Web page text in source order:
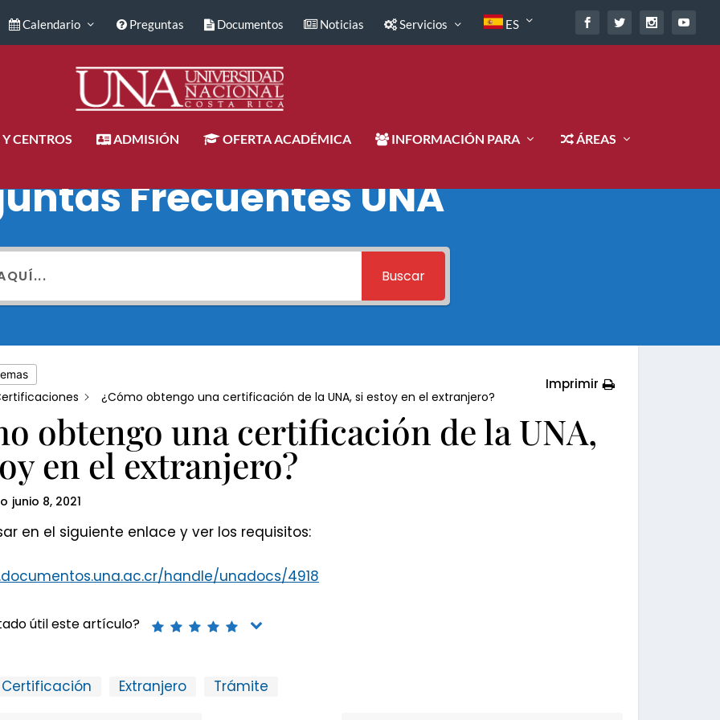
Calendario Preguntas Documentos Noticias Servicios ES
CENTROS ADMISIÓN OFERTA ACADÉMICA INFORMACIÓN PARA ÁREAS
Frecuentes UNA
Buscar
¿Cómo obtengo una certificación de la UNA, si estoy en el extranjero?
Imprimir
obtengo una certificación de la UNA,
en el extranjero?
junio 8, 2021
en el siguiente enlace y ver los requisitos:
handle/unadocs/4918
útil este artículo?
Certificación Extranjero Trámite